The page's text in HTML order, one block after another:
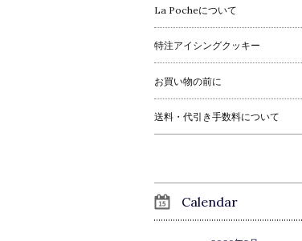
La Pocheについて
特注アイシングクッキー
お買い物の前に
送料・代引き手数料について
Calendar